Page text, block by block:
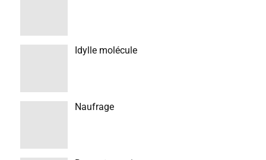
Idylle molécule
Naufrage